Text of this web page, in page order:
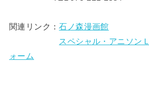
関連リンク：石ノ森漫画館
スペシャル・アニソン
ォーム